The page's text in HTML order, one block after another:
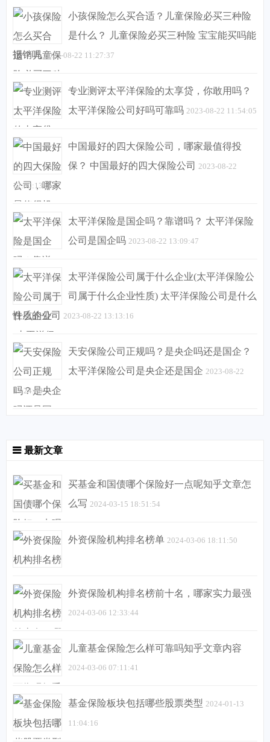
小孩保险怎么买合适？儿童保险必买三种险
是什么？ 儿童保险必买三种险 宝宝能买吗能
报销吗 2023-08-22 11:27:37
专业测评太平洋保险的太享贷，你敢用吗？
太平洋保险公司好吗可靠吗 2023-08-22 11:54:05
中国最好的四大保险公司，哪家最值得投
保？ 中国最好的四大保险公司 2023-08-22
12:00:13
太平洋保险是国企吗？靠谱吗？ 太平洋保险
公司是国企吗 2023-08-22 13:09:47
太平洋保险公司属于什么企业(太平洋保险公
司属于什么企业性质) 太平洋保险公司是什么
性质的公司 2023-08-22 13:13:16
天安保险公司正规吗？是央企吗还是国企？
太平洋保险公司是央企还是国企 2023-08-22
13:24:30
最新文章
买基金和国债哪个保险好一点呢知乎文章怎
么写 2024-03-15 18:51:54
外资保险机构排名榜单 2024-03-06 18:11:50
外资保险机构排名榜前十名，哪家实力最强
2024-03-06 12:33:44
儿童基金保险怎么样可靠吗知乎文章内容
2024-03-06 07:11:41
基金保险板块包括哪些股票类型 2024-01-13
11:04:16